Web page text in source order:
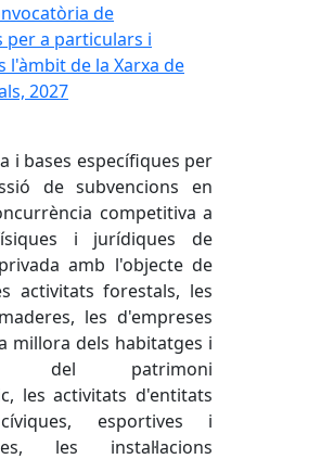
de
per a particulars i
l'àmbit de la Xarxa de
2027
i bases específiques per
de subvencions en
competitiva a
i jurídiques de
amb l'objecte de
activitats forestals, les
les d'empreses
millora dels habitatges i
del patrimoni
les activitats d'entitats
esportives i
les instal·lacions